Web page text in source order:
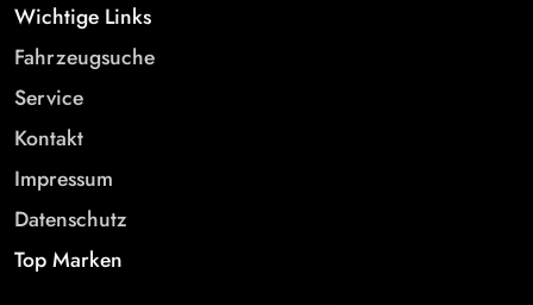
Wichtige Links
Fahrzeugsuche
Service
Kontakt
Impressum
Datenschutz
Top Marken